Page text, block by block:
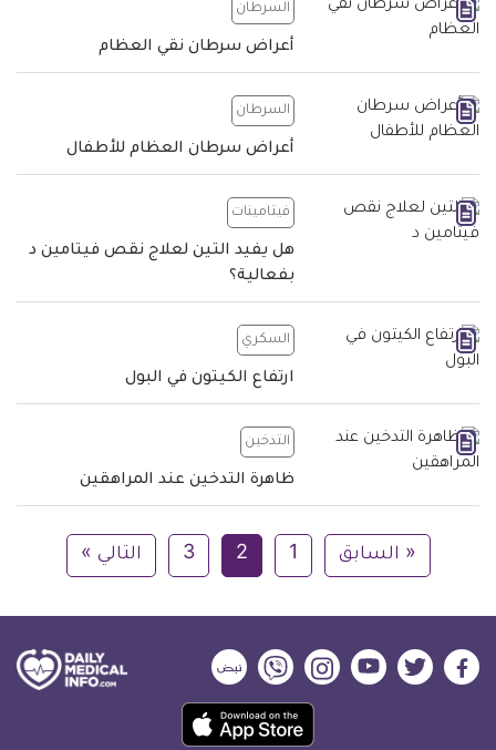
السرطان
أعراض سرطان نقي العظام
السرطان
أعراض سرطان العظام للأطفال
فيتامينات
هل يفيد التين لعلاج نقص فيتامين د
بفعالية؟
السكري
ارتفاع الكيتون في البول
التدخين
ظاهرة التدخين عند المراهقين
« السابق 1
2
3 التالي »
ديلي
ديلي
ديلي
ميديكال
ديلي
ميديكال
انفو
ديلي
ميديكال
انفو
ديلي
ميديكال
انفو
حمل
تطبيق